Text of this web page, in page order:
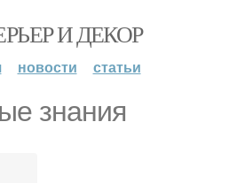
И ДЕКОР
новости статьи
знания